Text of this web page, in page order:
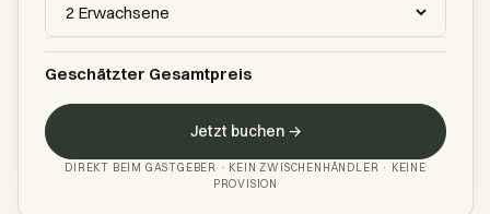
Geschätzter Gesamtpreis
Jetzt buchen →
DIREKT BEIM GASTGEBER · KEIN ZWISCHENHÄNDLER · KEINE
PROVISION